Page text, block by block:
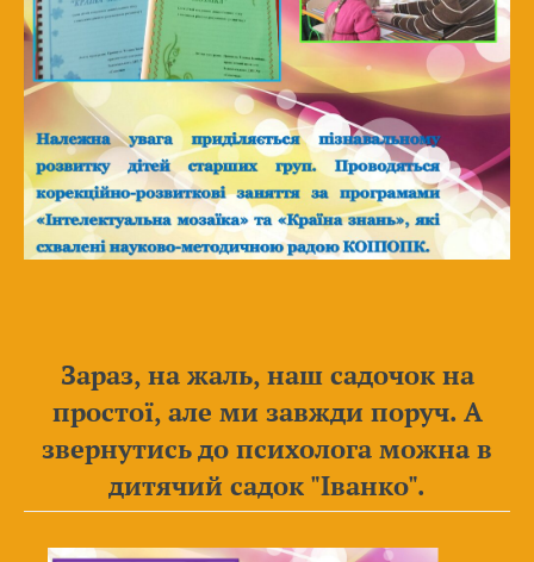
Зараз, на жаль, наш садочок на
простої, але ми завжди поруч. А
звернутись до психолога можна в
дитячий садок "Іванко".